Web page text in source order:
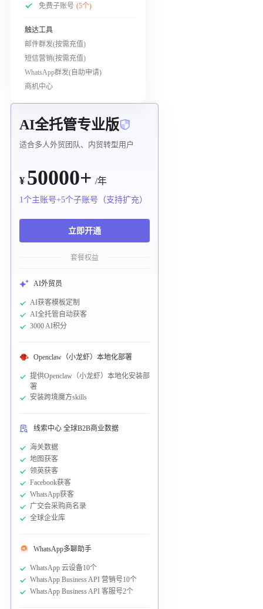
免费子账号 (5个)
触达工具
邮件群发(按需充值)
短信营销(按需充值)
WhatsApp群发(自助申请)
商机中心
AI全托管专业版
适合多人外贸团队、内贸转型用户
¥ 50000+ /年
1个主账号+5个子账号（支持扩充）
立即开通
套餐权益
AI外贸员
AI获客模板定制
AI全托管自动获客
3000 AI积分
Openclaw（小龙虾）本地化部署
提供Openclaw（小龙虾）本地化安装部
署
安装跨境魔方skills
线索中心 全球B2B商业数据
海关数据
地图获客
领英获客
Facebook获客
WhatsApp获客
广交会采购商名录
全球企业库
WhatsApp多聊助手
WhatsApp 云设备10个
WhatsApp Business API 营销号10个
WhatsApp Business API 客服号2个